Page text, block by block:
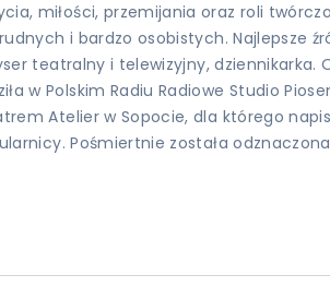
miłości, przemijania oraz roli
i bardzo osobistych. Najlepsze
teatralny i telewizyjny, dziennikarka.
w Polskim Radiu Radiowe Studio
Atelier w Sopocie, dla którego
Pośmiertnie została